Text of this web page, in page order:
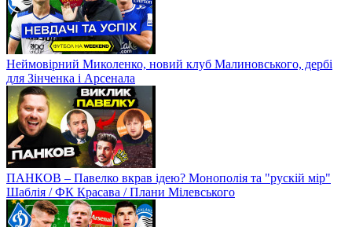
Неймовірний Миколенко, новий клуб Малиновського, дербі
для Зінченка і Арсенала
ПАНКОВ – Павелко вкрав ідею? Монополія та "рускій мір"
Шаблія / ФК Красава / Плани Мілевського